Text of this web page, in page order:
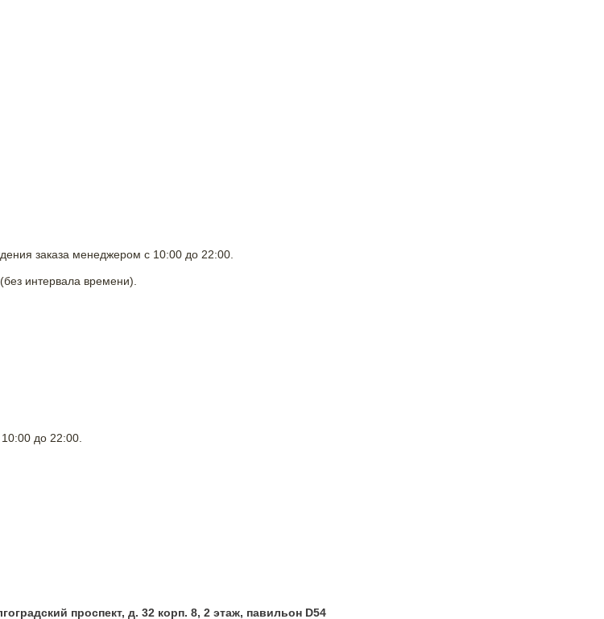
заказа менеджером с 10:00 до 22:00.
интервала времени).
до 22:00.
проспект, д. 32 корп. 8, 2 этаж, павильон D54